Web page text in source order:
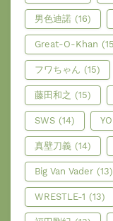
男色迪諾 (16)
Great-O-Khan
フワちゃん (15)
藤田和之 (15)
SWS (14)
真壁刀義 (14)
Big Van Vader (13)
WRESTLE-1 (13)